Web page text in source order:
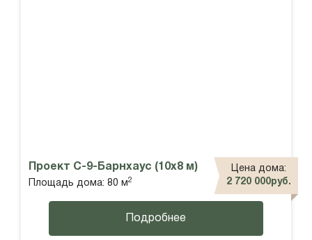
Проект С-9-Барнхаус (10х8 м)
Площадь дома: 80 м2
Цена дома:
2 720 000руб.
Подробнее